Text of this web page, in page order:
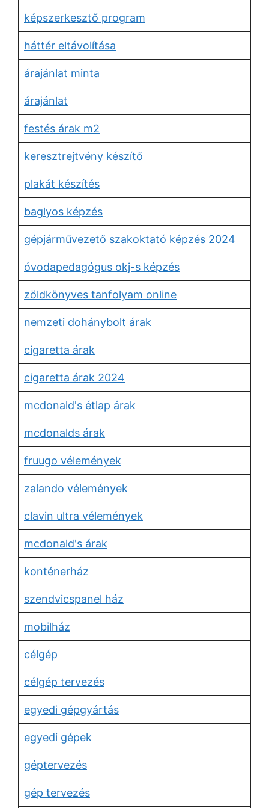
képszerkesztő program
háttér eltávolítása
árajánlat minta
árajánlat
festés árak m2
keresztrejtvény készítő
plakát készítés
baglyos képzés
gépjárművezető szakoktató képzés 2024
óvodapedagógus okj-s képzés
zöldkönyves tanfolyam online
nemzeti dohánybolt árak
cigaretta árak
cigaretta árak 2024
mcdonald's étlap árak
mcdonalds árak
fruugo vélemények
zalando vélemények
clavin ultra vélemények
mcdonald's árak
konténerház
szendvicspanel ház
mobilház
célgép
célgép tervezés
egyedi gépgyártás
egyedi gépek
géptervezés
gép tervezés